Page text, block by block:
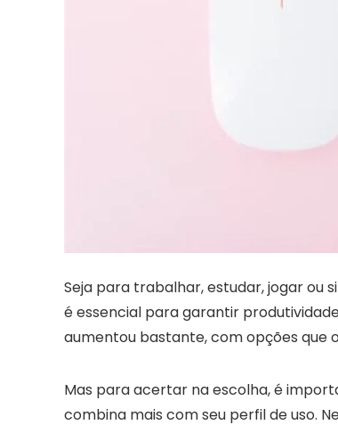
Seja para trabalhar, estudar, jogar ou
é essencial para garantir
aumentou bastante, com opções que
Mas para acertar na escolha, é
combina mais com seu perfil de uso.